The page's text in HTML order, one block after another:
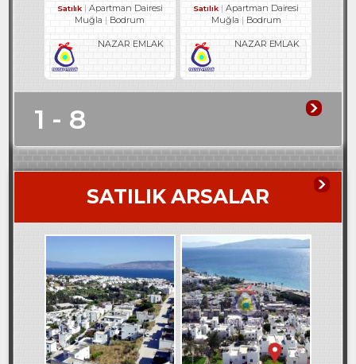
Satılık
Apartman Dairesi
Muğla
Bodrum
NAZAR EMLAK
Satılık
Apartman Dairesi
Muğla
Bodrum
NAZAR EMLAK
1 - 8
SATILIK ARSALAR